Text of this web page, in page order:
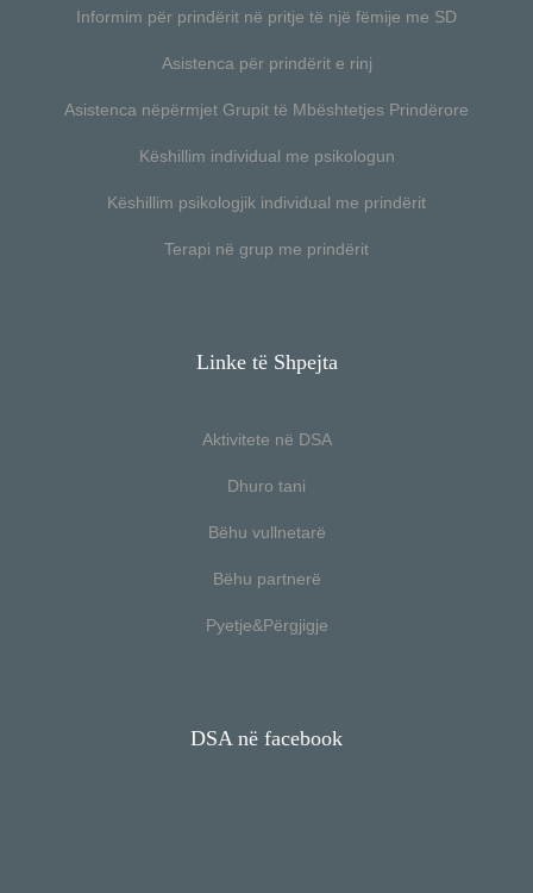
Informim për prindërit në pritje të një fëmije me SD
Asistenca për prindërit e rinj
Asistenca nëpërmjet Grupit të Mbështetjes Prindërore
Këshillim individual me psikologun
Këshillim psikologjik individual me prindërit
Terapi në grup me prindërit
Linke të Shpejta
Aktivitete në DSA
Dhuro tani
Bëhu vullnetarë
Bëhu partnerë
Pyetje&Përgjigje
DSA në facebook